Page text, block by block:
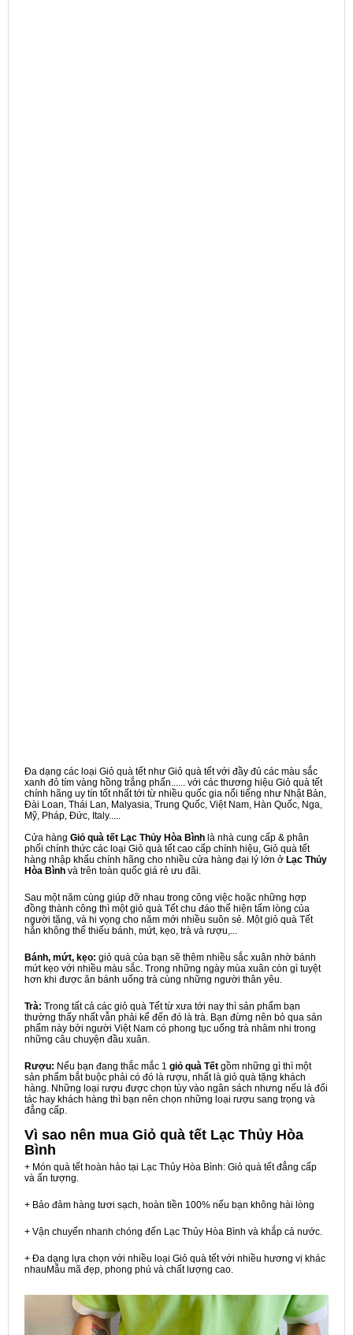
Đa dạng các loại Giỏ quà tết như Giỏ quà tết với đầy đủ các màu sắc
xanh đỏ tím vàng hồng trắng phấn...... với các thương hiệu Giỏ quà tết
chính hãng uy tín tốt nhất tới từ nhiều quốc gia nổi tiếng như Nhật Bản,
Đài Loan, Thái Lan, Malyasia, Trung Quốc, Việt Nam, Hàn Quốc, Nga,
Mỹ, Pháp, Đức, Italy.....
Cửa hàng Giỏ quà tết Lạc Thủy Hòa Bình là nhà cung cấp & phân
phối chính thức các loại Giỏ quà tết cao cấp chính hiệu, Giỏ quà tết
hàng nhập khẩu chính hãng cho nhiều cửa hàng đại lý lớn ở Lạc Thủy
Hòa Bình và trên toàn quốc giá rẻ ưu đãi.
Sau một năm cùng giúp đỡ nhau trong công việc hoặc những hợp
đồng thành công thì một giỏ quà Tết chu đáo thể hiện tấm lòng của
người tặng, và hi vọng cho năm mới nhiều suôn sẻ. Một giỏ quà Tết
hẳn không thể thiếu bánh, mứt, kẹo, trà và rượu,...
Bánh, mứt, kẹo: giỏ quà của bạn sẽ thêm nhiều sắc xuân nhờ bánh
mứt kẹo với nhiều màu sắc. Trong những ngày mùa xuân còn gì tuyệt
hơn khi được ăn bánh uống trà cùng những người thân yêu.
Trà: Trong tất cả các giỏ quà Tết từ xưa tới nay thì sản phẩm bạn
thường thấy nhất vẫn phải kể đến đó là trà. Bạn đừng nên bỏ qua sản
phẩm này bởi người Việt Nam có phong tục uống trà nhâm nhi trong
những câu chuyện đầu xuân.
Rượu: Nếu bạn đang thắc mắc 1 giỏ quà Tết gồm những gì thì một
sản phẩm bắt buộc phải có đó là rượu, nhất là giỏ quà tặng khách
hàng. Những loại rượu được chọn tùy vào ngân sách nhưng nếu là đối
tác hay khách hàng thì bạn nên chọn những loại rượu sang trọng và
đẳng cấp.
Vì sao nên mua Giỏ quà tết Lạc Thủy Hòa
Bình
+ Món quà tết hoàn hảo tại Lạc Thủy Hòa Bình: Giỏ quà tết đẳng cấp
và ấn tượng.
+ Bảo đảm hàng tươi sạch, hoàn tiền 100% nếu bạn không hài lòng
+ Vận chuyển nhanh chóng đến Lạc Thủy Hòa Bình và khắp cả nước.
+ Đa dạng lựa chọn với nhiều loại Giỏ quà tết với nhiều hương vị khác
nhauMẫu mã đẹp, phong phú và chất lượng cao.